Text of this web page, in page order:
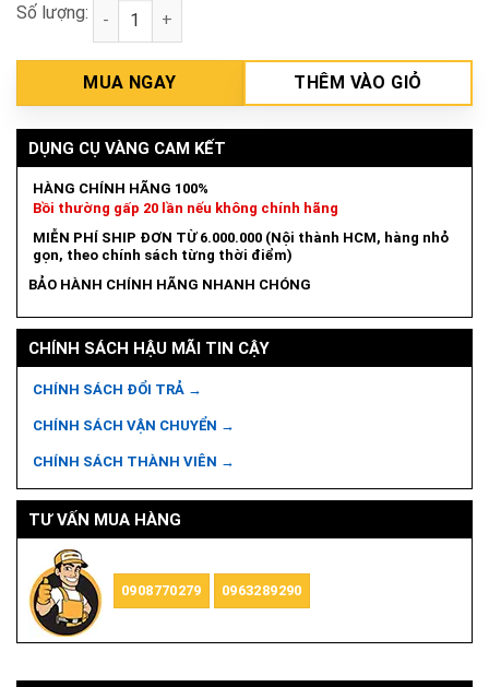
Số lượng: Máy Mài Góc Dùng Pin 40V Max Makita GA051GZ
MUA NGAY THÊM VÀO GIỎ
DỤNG CỤ VÀNG CAM KẾT
HÀNG CHÍNH HÃNG 100%
Bồi thường gấp 20 lần nếu không chính hãng
MIỄN PHÍ SHIP ĐƠN TỪ 6.000.000 (Nội thành HCM, hàng nhỏ
gọn, theo chính sách từng thời điểm)
BẢO HÀNH CHÍNH HÃNG NHANH CHÓNG
CHÍNH SÁCH HẬU MÃI TIN CẬY
CHÍNH SÁCH ĐỔI TRẢ →
CHÍNH SÁCH VẬN CHUYỂN →
CHÍNH SÁCH THÀNH VIÊN →
TƯ VẤN MUA HÀNG
0908770279 0963289290